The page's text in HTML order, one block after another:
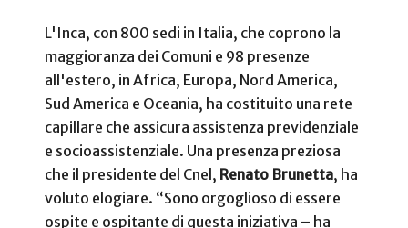
L'Inca, con 800 sedi in Italia, che coprono la
maggioranza dei Comuni e 98 presenze
all'estero, in Africa, Europa, Nord America,
Sud America e Oceania, ha costituito una rete
capillare che assicura assistenza previdenziale
e socioassistenziale. Una presenza preziosa
che il presidente del Cnel, Renato Brunetta, ha
voluto elogiare. “Sono orgoglioso di essere
ospite e ospitante di questa iniziativa – ha